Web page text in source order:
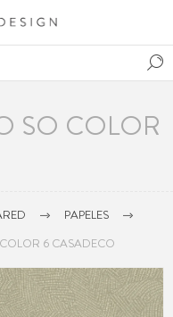
SO COLOR
PAPELES
6 CASADECO